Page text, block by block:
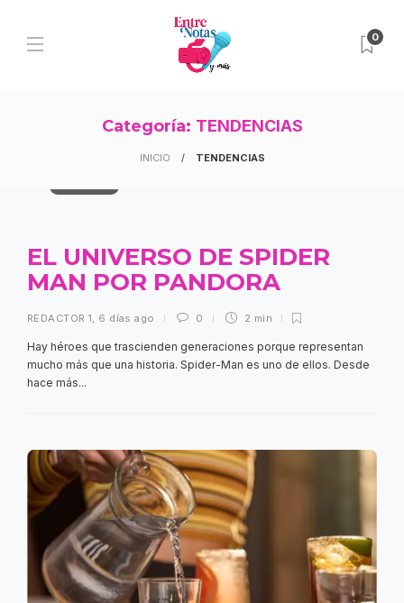
0
Categoría: TENDENCIAS
INICIO TENDENCIAS
EL UNIVERSO DE SPIDER
MAN POR PANDORA
REDACTOR 1, 6 días ago 0 2 min
Hay héroes que trascienden generaciones porque representan
mucho más que una historia. Spider-Man es uno de ellos. Desde
hace más...